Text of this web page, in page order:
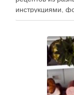
инструкциями,
приготовлению.
контент,
функции. Ниже …